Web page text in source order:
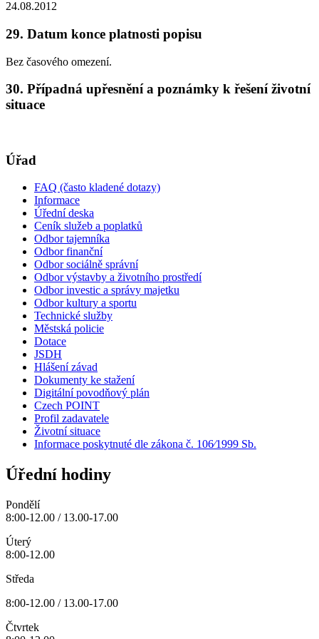
24.08.2012
29. Datum konce platnosti popisu
Bez časového omezení.
30. Případná upřesnění a poznámky k řešení životní
situace
Úřad
FAQ (často kladené dotazy)
Informace
Úřední deska
Ceník služeb a poplatků
Odbor tajemníka
Odbor finanční
Odbor sociálně správní
Odbor výstavby a životního prostředí
Odbor investic a správy majetku
Odbor kultury a sportu
Technické služby
Městská policie
Dotace
JSDH
Hlášení závad
Dokumenty ke stažení
Digitální povodňový plán
Czech POINT
Profil zadavatele
Životní situace
Informace poskytnuté dle zákona č. 106⁄1999 Sb.
Úřední hodiny
Pondělí
8:00-12.00 / 13.00-17.00
Úterý
8:00-12.00
Středa
8:00-12.00 / 13.00-17.00
Čtvrtek